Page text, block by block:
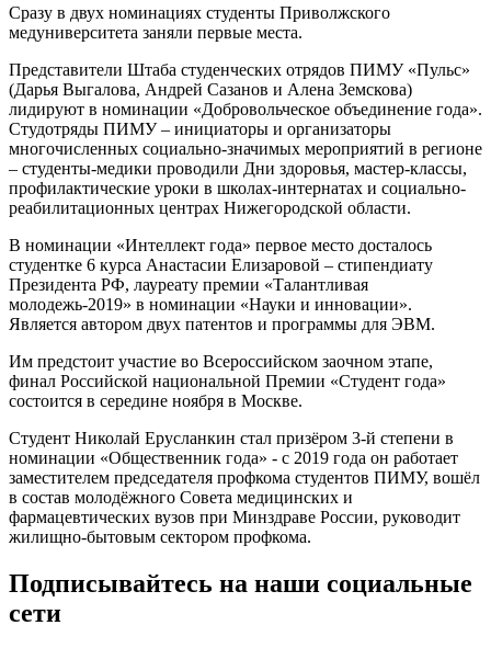
Сразу в двух номинациях студенты Приволжского
медуниверситета заняли первые места.
Представители Штаба студенческих отрядов ПИМУ «Пульс»
(Дарья Выгалова, Андрей Сазанов и Алена Земскова)
лидируют в номинации «Добровольческое объединение года».
Студотряды ПИМУ – инициаторы и организаторы
многочисленных социально-значимых мероприятий в регионе
– студенты-медики проводили Дни здоровья, мастер-классы,
профилактические уроки в школах-интернатах и социально-
реабилитационных центрах Нижегородской области.
В номинации «Интеллект года» первое место досталось
студентке 6 курса Анастасии Елизаровой – стипендиату
Президента РФ, лауреату премии «Талантливая
молодежь-2019» в номинации «Науки и инновации».
Является автором двух патентов и программы для ЭВМ.
Им предстоит участие во Всероссийском заочном этапе,
финал Российской национальной Премии «Студент года»
состоится в середине ноября в Москве.
Студент Николай Ерусланкин стал призёром 3-й степени в
номинации «Общественник года» - с 2019 года он работает
заместителем председателя профкома студентов ПИМУ, вошёл
в состав молодёжного Совета медицинских и
фармацевтических вузов при Минздраве России, руководит
жилищно-бытовым сектором профкома.
Подписывайтесь на наши социальные
сети